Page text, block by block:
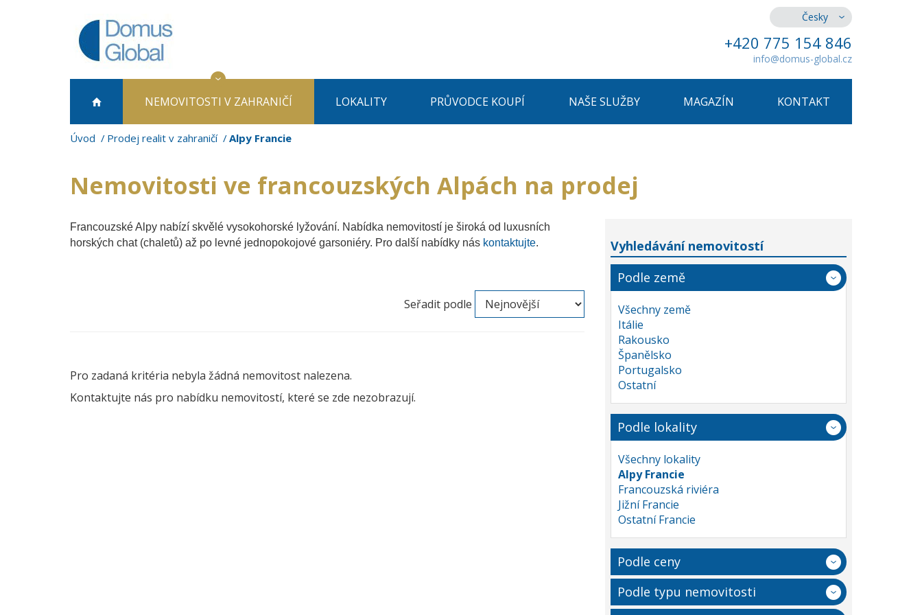
Česky
+420 775 154 846
info@domus-global.cz
NEMOVITOSTI V ZAHRANIČÍ LOKALITY PRŮVODCE KOUPÍ NAŠE SLUŽBY MAGAZÍN KONTAKT
Úvod Prodej realit v zahraničí Alpy Francie
Nemovitosti ve francouzských Alpách na prodej
Francouzské Alpy nabízí skvělé vysokohorské lyžování. Nabídka nemovitostí je široká od luxusních
horských chat (chaletů) až po levné jednopokojové garsoniéry. Pro další nabídky nás kontaktujte.
Seřadit podle
Pro zadaná kritéria nebyla žádná nemovitost nalezena.
Kontaktujte nás pro nabídku nemovitostí, které se zde nezobrazují.
Vyhledávání nemovitostí
Podle země
Všechny země
Itálie
Rakousko
Španělsko
Portugalsko
Ostatní
Podle lokality
Všechny lokality
Alpy Francie
Francouzská riviéra
Jižní Francie
Ostatní Francie
Podle ceny
Podle typu nemovitosti